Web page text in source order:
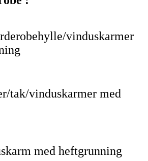
vinduskarmer
tak/vinduskarmer med
med heftgrunning